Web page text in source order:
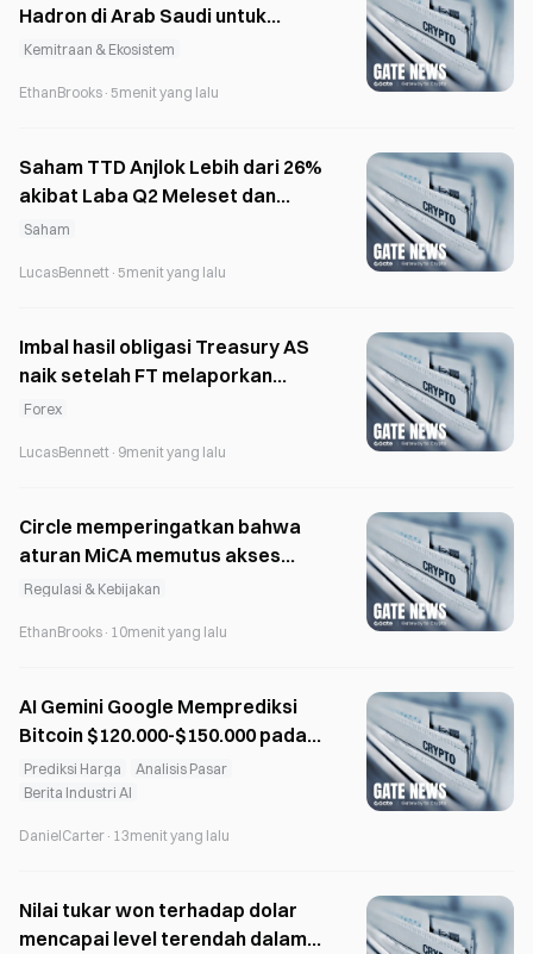
Hadron di Arab Saudi untuk
Tokenisasi Real Estat
Kemitraan & Ekosistem
EthanBrooks · 5menit yang lalu
Saham TTD Anjlok Lebih dari 26%
akibat Laba Q2 Meleset dan
Panduan Q3 yang Lemah
Saham
LucasBennett · 5menit yang lalu
Imbal hasil obligasi Treasury AS
naik setelah FT melaporkan
bahwa Warsh siap menaikkan
Forex
LucasBennett · 9menit yang lalu
Circle memperingatkan bahwa
aturan MiCA memutus akses
pengguna UE ke stablecoin
Regulasi & Kebijakan
EthanBrooks · 10menit yang lalu
AI Gemini Google Memprediksi
Bitcoin $120.000-$150.000 pada
Akhir 2026
Prediksi Harga
Analisis Pasar
Berita Industri AI
DanielCarter · 13menit yang lalu
Nilai tukar won terhadap dolar
mencapai level terendah dalam